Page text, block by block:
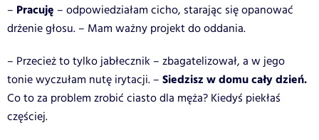
– Pracuję – odpowiedziałam cicho, starając się opanować
drżenie głosu. – Mam ważny projekt do oddania.
– Przecież to tylko jabłecznik – zbagatelizował, a w jego
tonie wyczułam nutę irytacji. – Siedzisz w domu cały dzień.
Co to za problem zrobić ciasto dla męża? Kiedyś piekłaś
częściej.